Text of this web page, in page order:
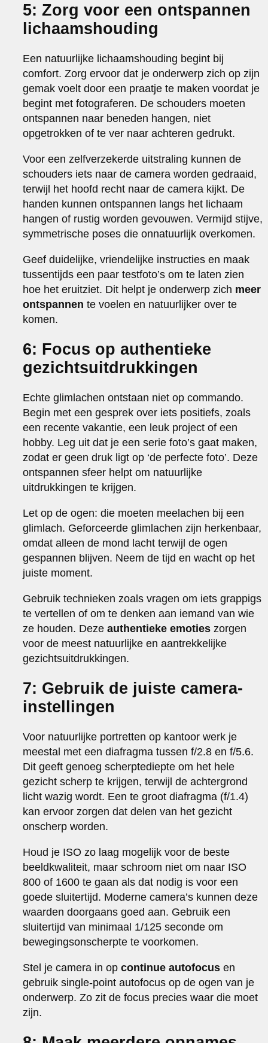
5: Zorg voor een ontspannen
lichaamshouding
Een natuurlijke lichaamshouding begint bij
comfort. Zorg ervoor dat je onderwerp zich op zijn
gemak voelt door een praatje te maken voordat je
begint met fotograferen. De schouders moeten
ontspannen naar beneden hangen, niet
opgetrokken of te ver naar achteren gedrukt.
Voor een zelfverzekerde uitstraling kunnen de
schouders iets naar de camera worden gedraaid,
terwijl het hoofd recht naar de camera kijkt. De
handen kunnen ontspannen langs het lichaam
hangen of rustig worden gevouwen. Vermijd stijve,
symmetrische poses die onnatuurlijk overkomen.
Geef duidelijke, vriendelijke instructies en maak
tussentijds een paar testfoto’s om te laten zien
hoe het eruitziet. Dit helpt je onderwerp zich meer
ontspannen te voelen en natuurlijker over te
komen.
6: Focus op authentieke
gezichtsuitdrukkingen
Echte glimlachen ontstaan niet op commando.
Begin met een gesprek over iets positiefs, zoals
een recente vakantie, een leuk project of een
hobby. Leg uit dat je een serie foto’s gaat maken,
zodat er geen druk ligt op ‘de perfecte foto’. Deze
ontspannen sfeer helpt om natuurlijke
uitdrukkingen te krijgen.
Let op de ogen: die moeten meelachen bij een
glimlach. Geforceerde glimlachen zijn herkenbaar,
omdat alleen de mond lacht terwijl de ogen
gespannen blijven. Neem de tijd en wacht op het
juiste moment.
Gebruik technieken zoals vragen om iets grappigs
te vertellen of om te denken aan iemand van wie
ze houden. Dezeauthentieke emoties zorgen
voor de meest natuurlijke en aantrekkelijke
gezichtsuitdrukkingen.
7: Gebruik de juiste camera-
instellingen
Voor natuurlijke portretten op kantoor werk je
meestal met een diafragma tussen f/2.8 en f/5.6.
Dit geeft genoeg scherptediepte om het hele
gezicht scherp te krijgen, terwijl de achtergrond
licht wazig wordt. Een te groot diafragma (f/1.4)
kan ervoor zorgen dat delen van het gezicht
onscherp worden.
Houd je ISO zo laag mogelijk voor de beste
beeldkwaliteit, maar schroom niet om naar ISO
800 of 1600 te gaan als dat nodig is voor een
goede sluitertijd. Moderne camera’s kunnen deze
waarden doorgaans goed aan. Gebruik een
sluitertijd van minimaal 1/125 seconde om
bewegingsonscherpte te voorkomen.
Stel je camera in opcontinue autofocus en
gebruik single-point autofocus op de ogen van je
onderwerp. Zo zit de focus precies waar die moet
zijn.